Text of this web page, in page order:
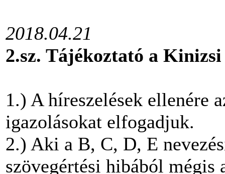
2018.04.21
2.sz. Tájékoztató a
1.) A híreszelések ellenére
igazolásokat elfogadjuk.
2.) Aki a B, C, D, E
szövegértési hibából